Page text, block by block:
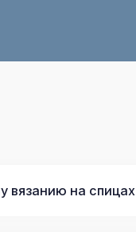
вязанию на спицах